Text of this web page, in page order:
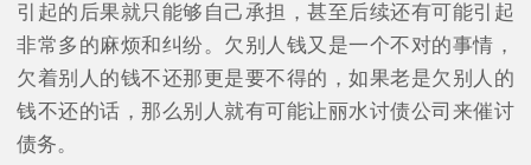
引起的后果就只能够自己承担，甚至后续还有可能引起
非常多的麻烦和纠纷。欠别人钱又是一个不对的事情，
欠着别人的钱不还那更是要不得的，如果老是欠别人的
钱不还的话，那么别人就有可能让丽水讨债公司来催讨
债务。